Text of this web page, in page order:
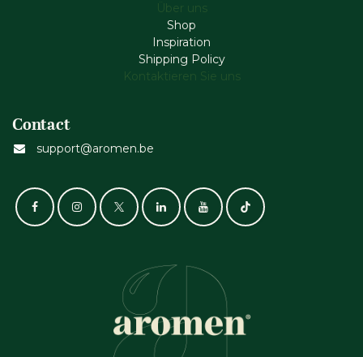
Über uns
Shop
Inspiration
Shipping Policy
Kontaktieren Sie uns
Contact
support@aromen.be